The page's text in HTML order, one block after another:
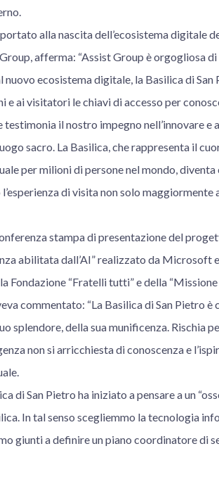
alla nascita dell’ecosistema digitale
afferma: “Assist Group è orgogliosa
nuovo ecosistema digitale, la Basilica di
e ai visitatori le chiavi di accesso per
il nostro impegno nell’innovare
sacro. La Basilica, che rappresenta il
per milioni di persone nel mondo,
di visita non solo maggiormente
stampa di presentazione del
abilitata dall’AI” realizzato da Microsoft
Fondazione “Fratelli tutti” e della
commentato: “La Basilica di San Pietro è
splendore, della sua munificenza. Rischia
non si arricchiesta di conoscenza e
di San Pietro ha iniziato a pensare a un
In tal senso scegliemmo la tecnologia
giunti a definire un piano coordinatore di